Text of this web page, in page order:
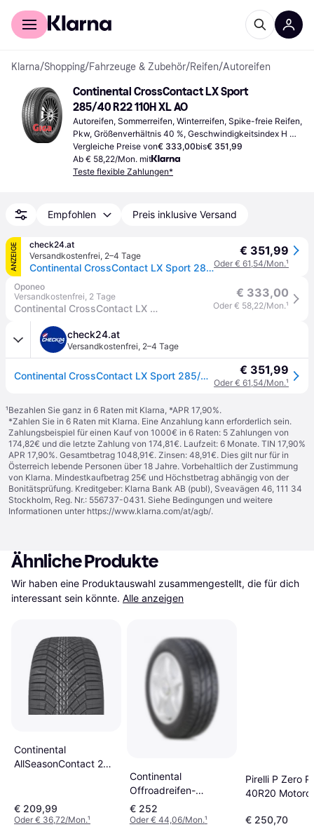
Für Shopper
Klarna/Shopping/Fahrzeuge & Zubehör/Reifen/Autoreifen
Continental CrossContact LX Sport
285/40 R22 110H XL AO
Autoreifen, Sommerreifen, Winterreifen, Spike-freie Reifen,
Pkw, Größenverhältnis 40 %, Geschwindigkeitsindex H
(210 km/h)
Vergleiche Preise von€ 333,00bis€ 351,99
Ab € 58,22/Mon. mit
Teste flexible Zahlungen*
Empfohlen Preis inklusive Versand
ANZEIGE
check24.at
Versandkostenfrei, 2–4 Tage
Continental CrossContact LX Sport 285/40 R22 110 H, Sommerreifen
€ 351,99
Oder € 61,54/Mon.¹
Oponeo
Versandkostenfrei, 2 Tage
Continental CrossContact LX Sport 285/40 R22 110 H XL, FR, AO
€ 333,00
Oder € 58,22/Mon.¹
check24.at
Versandkostenfrei, 2–4 Tage
Continental CrossContact LX Sport 285/40 R22 110 H, Sommerreifen € 351,99
Oder € 61,54/Mon.¹
¹Bezahlen Sie ganz in 6 Raten mit Klarna, *APR 17,90%.
*Zahlen Sie in 6 Raten mit Klarna. Eine Anzahlung kann erforderlich sein.
Zahlungsbeispiel für einen Kauf von 1000€ in 6 Raten: 5 Zahlungen von
174,82€ und die letzte Zahlung von 174,81€. Laufzeit: 6 Monate. TIN 17,90%
APR 17,90%. Gesamtbetrag 1048,91€. Zinsen: 48,91€. Dies gilt nur für in
Österreich lebende Personen über 18 Jahre. Vorbehaltlich der Zustimmung
von Klarna. Mindestkaufbetrag 25€ und Höchstbetrag abhängig von der
Bonitätsprüfung. Kreditgeber: Klarna Bank AB (publ), Sveavägen 46, 111 34
Stockholm, Reg. Nr.: 556737-0431. Siehe Bedingungen und weitere
Informationen unter https://www.klarna.com/at/agb/.
Ähnliche Produkte
Wir haben eine Produktauswahl zusammengestellt, die für dich
interessant sein könnte. Alle anzeigen
Continental
AllSeasonContact 2
€ 209,99
Oder € 36,72/Mon.¹
Continental
Offroadreifen-
Sommerreifen
CrossContact LX
€ 252
Oder € 44,06/Mon.¹
Pirelli P Zero
40R20
€ 250,70